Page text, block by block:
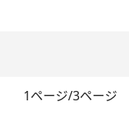
1ページ/3ページ